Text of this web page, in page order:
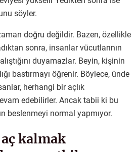
söyler.
doğru değildir. Bazen, özellikle
sonra, insanlar vücutlarının
duyamazlar. Beyin, kişinin
bastırmayı öğrenir. Böylece, ünde
herhangi bir açlık
edebilirler. Ancak tabii ki bu
beslenmeyi normal yapmıyor.
kalmak